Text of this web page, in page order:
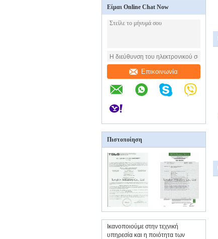
Είμαι Online Chat Now
Επικοινωνία
Πιστοποίηση
Ικανοποιούμε στην τεχνική
υπηρεσία και η ποιότητα των